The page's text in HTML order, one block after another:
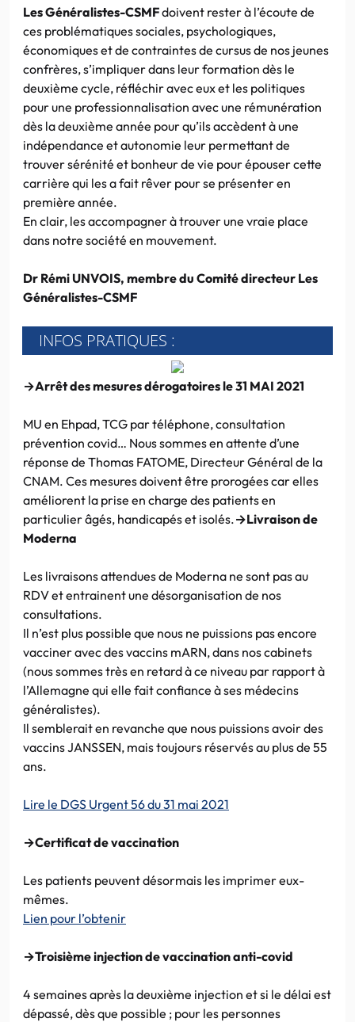
Les Généralistes-CSMFdoivent rester à l’écoute de
ces problématiques sociales, psychologiques,
économiques et de contraintes de cursus de nos jeunes
confrères, s’impliquer dans leur formation dès le
deuxième cycle, réfléchir avec eux et les politiques
pour une professionnalisation avec une rémunération
dès la deuxième année pour qu’ils accèdent à une
indépendance et autonomie leur permettant de
trouver sérénité et bonheur de vie pour épouser cette
carrière qui les a fait rêver pour se présenter en
première année.
En clair, les accompagner à trouver une vraie place
dans notre société en mouvement.
Dr Rémi UNVOIS, membre du Comité directeur Les
Généralistes-CSMF
INFOS PRATIQUES :
→Arrêt des mesures dérogatoires le 31 MAI 2021
MU en Ehpad, TCG par téléphone, consultation
prévention covid… Nous sommes en attente d’une
réponse de Thomas FATOME, Directeur Général de la
CNAM. Ces mesures doivent être prorogées car elles
améliorent la prise en charge des patients en
particulier âgés, handicapés et isolés.→Livraison de
Moderna
Les livraisons attendues de Moderna ne sont pas au
RDV et entrainent une désorganisation de nos
consultations.
Il n’est plus possible que nous ne puissions pas encore
vacciner avec des vaccins mARN, dans nos cabinets
(nous sommes très en retard à ce niveau par rapport à
l’Allemagne qui elle fait confiance à ses médecins
généralistes).
Il semblerait en revanche que nous puissions avoir des
vaccins JANSSEN, mais toujours réservés au plus de 55
ans.
Lire le DGS Urgent 56 du 31 mai 2021
→Certificat de vaccination
Les patients peuvent désormais les imprimer eux-
mêmes.
Lien pour l’obtenir
→Troisième injection de vaccination anti-covid
4 semaines après la deuxième injection et si le délai est
dépassé, dès que possible ; pour les personnes